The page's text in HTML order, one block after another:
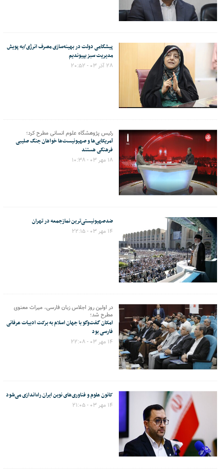
پیشگامی دولت در بهینه‌سازی مصرف انرژی/به پویش
مدیریت سبز بپیوندیم
۲۸ آذر ۰۳ - ۲۰:۵۲
رئیس پژوهشگاه علوم انسانی مطرح کرد؛
آمریکایی‌ها و صهیونیست‌ها خواهان جنگ صلیبی
فرهنگی هستند
۱۸ مهر ۰۳ - ۱۰:۳۸
ضدصهیونیستی‌ترین نمازجمعه در تهران
۱۴ مهر ۰۳ - ۲۲:۱۵
در اولین روز اجلاس زبان فارسی، میراث معنوی
مطرح شد؛
امکان گفت‌وگو با جهان اسلام به برکت ادبیات عرفانی
فارسی بود
۱۴ مهر ۰۳ - ۲۲:۰۸
کانون علوم و فناوری‌های نوین ایران راه‌اندازی می‌شود
۱۴ مهر ۰۳ - ۲۱:۰۵